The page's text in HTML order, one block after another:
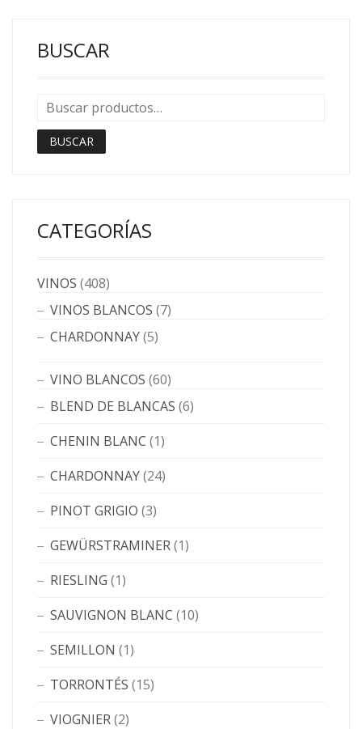
BUSCAR
BUSCAR
CATEGORÍAS
VINOS (408)
VINOS BLANCOS (7)
CHARDONNAY(5)
VINO BLANCOS (60)
BLEND DE BLANCAS (6)
CHENIN BLANC (1)
CHARDONNAY(24)
PINOT GRIGIO (3)
GEWÜRSTRAMINER(1)
RIESLING (1)
SAUVIGNON BLANC (10)
SEMILLON (1)
TORRONTÉS (15)
VIOGNIER(2)